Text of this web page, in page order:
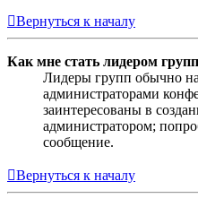
Вернуться к началу
Как мне стать лидером
Лидеры групп обычно
администраторами
заинтересованы в
администратором;
сообщение.
Вернуться к началу